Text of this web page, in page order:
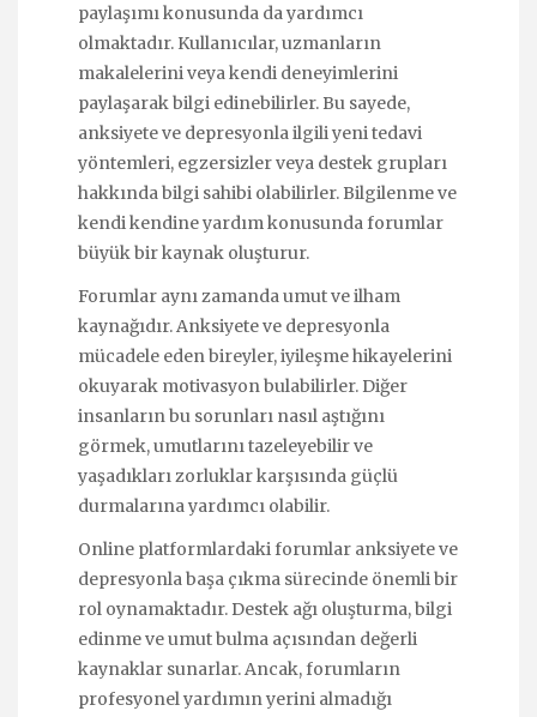
paylaşımı konusunda da yardımcı
olmaktadır. Kullanıcılar, uzmanların
makalelerini veya kendi deneyimlerini
paylaşarak bilgi edinebilirler. Bu sayede,
anksiyete ve depresyonla ilgili yeni tedavi
yöntemleri, egzersizler veya destek grupları
hakkında bilgi sahibi olabilirler. Bilgilenme ve
kendi kendine yardım konusunda forumlar
büyük bir kaynak oluşturur.
Forumlar aynı zamanda umut ve ilham
kaynağıdır. Anksiyete ve depresyonla
mücadele eden bireyler, iyileşme hikayelerini
okuyarak motivasyon bulabilirler. Diğer
insanların bu sorunları nasıl aştığını
görmek, umutlarını tazeleyebilir ve
yaşadıkları zorluklar karşısında güçlü
durmalarına yardımcı olabilir.
Online platformlardaki forumlar anksiyete ve
depresyonla başa çıkma sürecinde önemli bir
rol oynamaktadır. Destek ağı oluşturma, bilgi
edinme ve umut bulma açısından değerli
kaynaklar sunarlar. Ancak, forumların
profesyonel yardımın yerini almadığı